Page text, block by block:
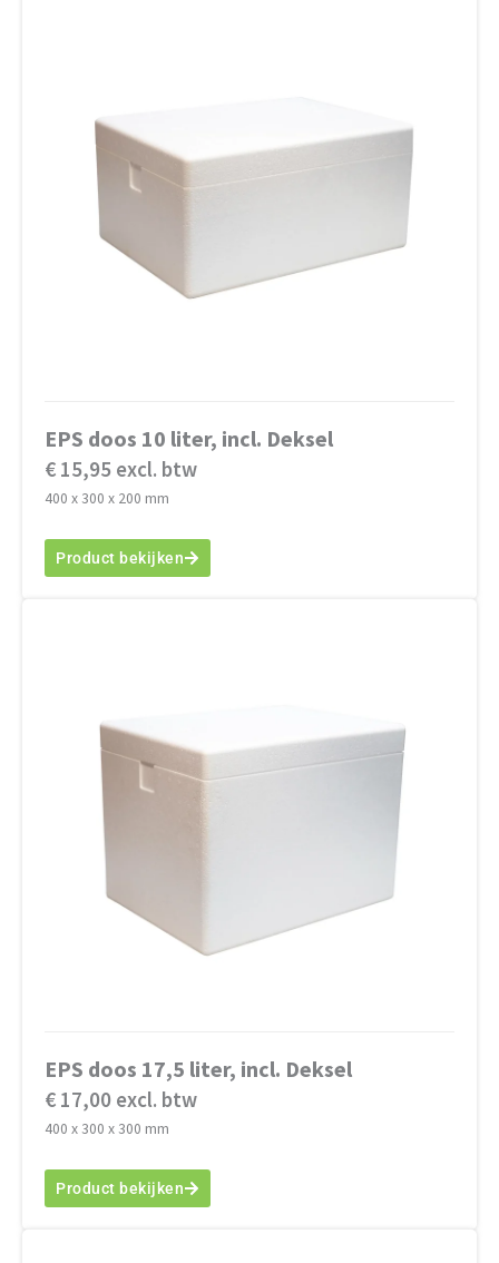
EPS doos 10 liter, incl. Deksel
€ 15,95 excl. btw
400 x 300 x 200 mm
Product bekijken
EPS doos 17,5 liter, incl. Deksel
€ 17,00 excl. btw
400 x 300 x 300 mm
Product bekijken